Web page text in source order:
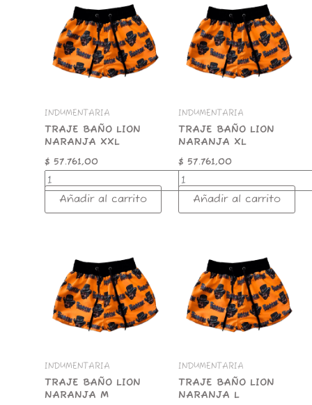
INDUMENTARIA
TRAJE BAÑO LION
NARANJA XXL
$ 57.761,00
NARANJA
XXL
cantidad
Añadir al carrito
INDUMENTARIA
TRAJE BAÑO LION
NARANJA XL
$ 57.761,00
NARANJA
cantidad
Añadir al carrito
INDUMENTARIA
TRAJE BAÑO LION
NARANJA M
NARANJA
cantidad
INDUMENTARIA
TRAJE BAÑO LION
NARANJA L
NARANJA
cantidad